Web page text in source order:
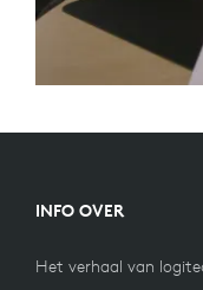
INFO OVER
Het verhaal van